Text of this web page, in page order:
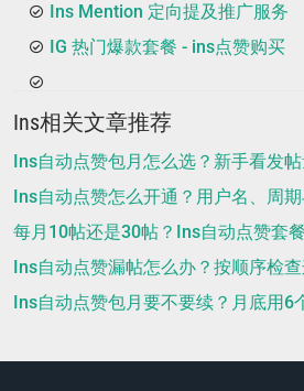
Ins Mention 定向提及推广服务
IG 热门爆款套餐 - ins点赞购买
Ins相关文章推荐
Ins自动点赞包月怎么选？新手看发
Ins自动点赞怎么开通？用户名、周
每月10帖还是30帖？Ins自动点赞套
Ins自动点赞漏帖怎么办？按顺序检
Ins自动点赞包月要不要续？月底用6